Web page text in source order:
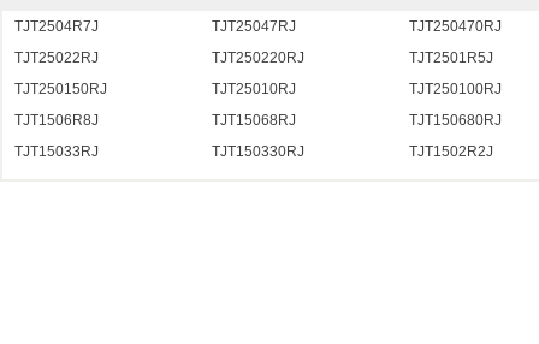
TJT2504R7J TJT25047RJ
TJT250470RJ
TJT25022RJ
TJT250220RJ
TJT2501R5J
TJT250150RJ
TJT25010RJ
TJT250100RJ
TJT1506R8J
TJT15068RJ
TJT150680RJ
TJT15033RJ
TJT150330RJ TJT1502R2J